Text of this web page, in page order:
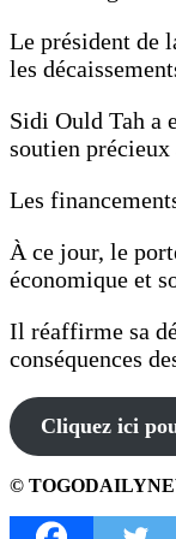
Le président de
les
Sidi Ould Tah a
soutien précieux
Les
À ce jour, le
économique et
Il réaffirme sa
conséquences
Cliquez ici
©